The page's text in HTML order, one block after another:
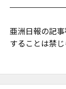
亜洲日報の記
することは禁じ